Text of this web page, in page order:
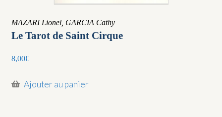
MAZARI Lionel, GARCIA Cathy
Le Tarot de Saint Cirque
8,00€
Ajouter au panier